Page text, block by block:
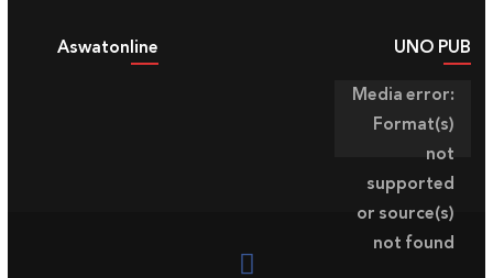
UNO PUB
مشغل
الفيديو
Media error:
Format(s)
not
supported
or source(s)
not found
Aswatonline